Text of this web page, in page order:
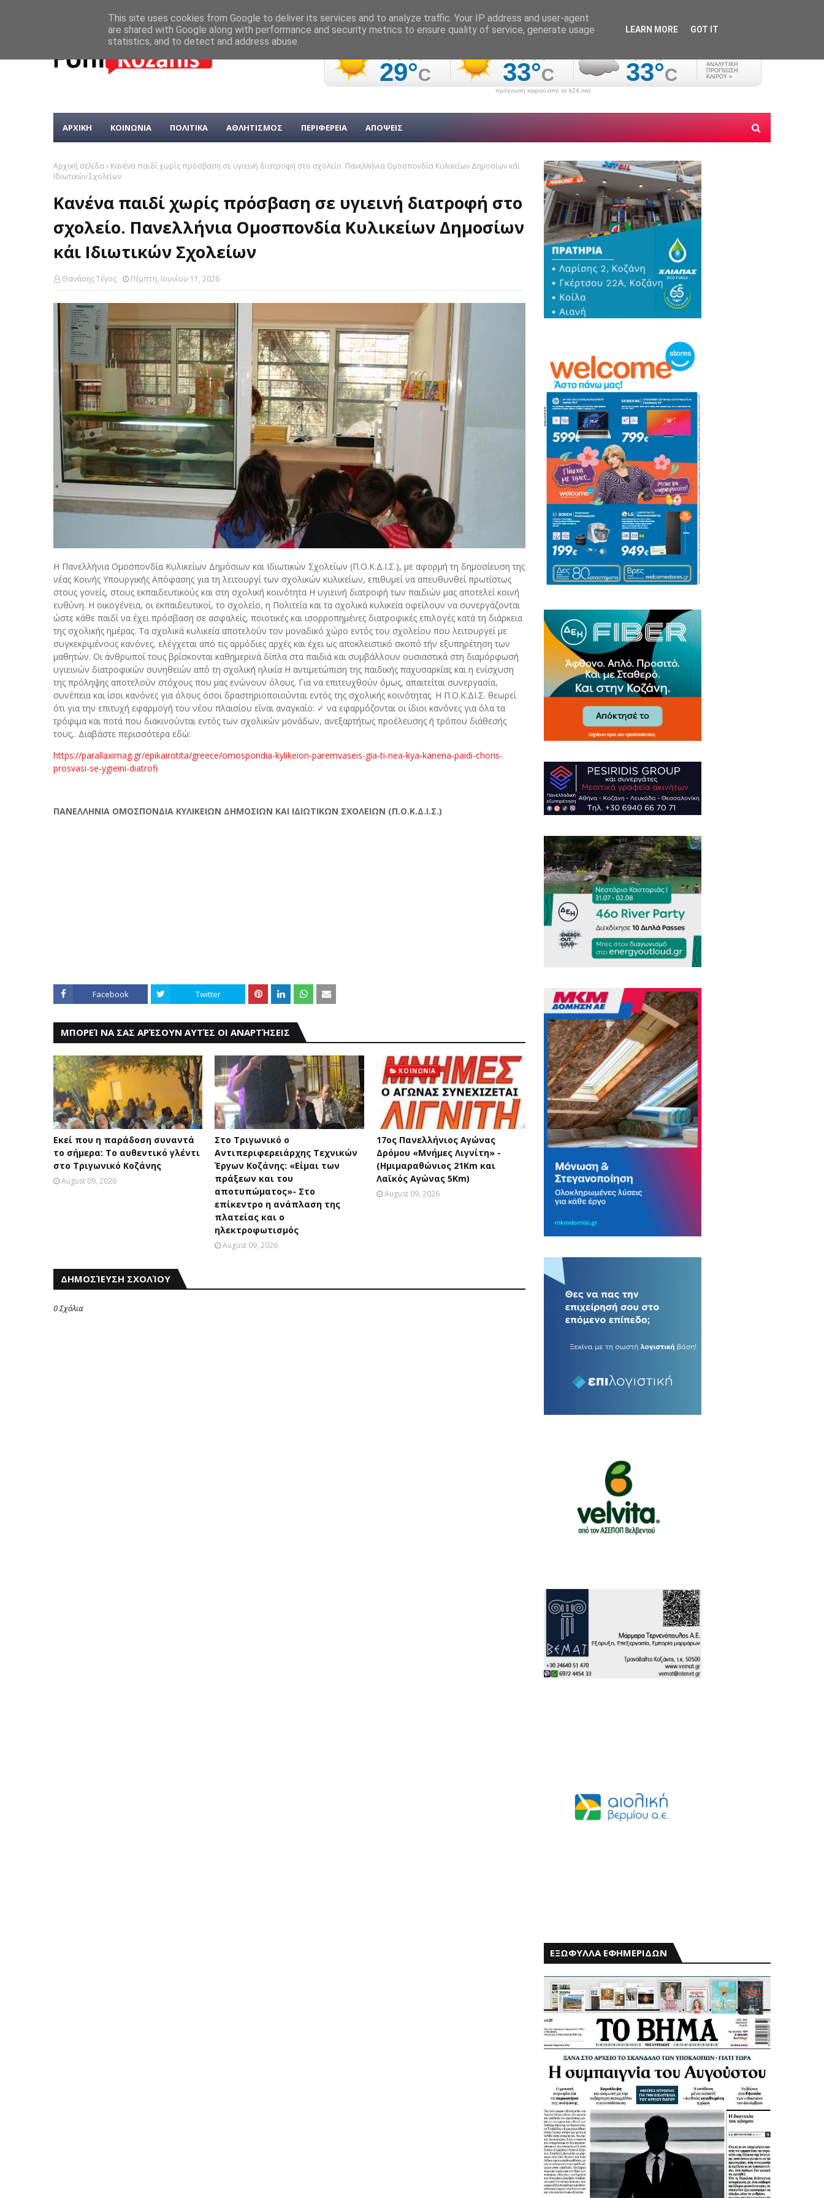
πρόγνωση καιρού από το k24.net
ΑΡΧΙΚΗ ΚΟΙΝΩΝΙΑ ΠΟΛΙΤΙΚΑ ΑΘΛΗΤΙΣΜΟΣ ΠΕΡΙΦΕΡΕΙΑ ΑΠΟΨΕΙΣ
Αρχική σελίδα
Κανένα παιδί χωρίς πρόσβαση σε υγιεινή διατροφή στο σχολείο. Πανελλήνια Ομοσπονδία Κυλικείων Δημοσίων κάι
Ιδιωτικών Σχολείων
Κανένα παιδί χωρίς πρόσβαση σε υγιεινή διατροφή στο
σχολείο. Πανελλήνια Ομοσπονδία Κυλικείων Δημοσίων
κάι Ιδιωτικών Σχολείων
Θανάσης Τέγος Πέμπτη, Ιουνίου 11, 2026
Η Πανελλήνια Ομοσπονδία Κυλικείων Δημόσιων και Ιδιωτικών Σχολείων (Π.Ο.Κ.Δ.Ι.Σ.), με αφορμή τη δημοσίευση της
νέας Κοινής Υπουργικής Απόφασης για τη λειτουργί των σχολικών κυλικείων, επιθυμεί να απευθυνθεί πρωτίστως
στους γονείς, στους εκπαιδευτικούς και στη σχολική κοινότητα Η υγιεινή διατροφή των παιδιών μας αποτελεί κοινή
ευθύνη. Η οικογένεια, οι εκπαιδευτικοί, το σχολείο, η Πολιτεία και τα σχολικά κυλικεία οφείλουν να συνεργάζονται
ώστε κάθε παιδί να έχει πρόσβαση σε ασφαλείς, ποιοτικές και ισορροπημένες διατροφικές επιλογές κατά τη διάρκεια
της σχολικής ημέρας. Τα σχολικά κυλικεία αποτελούν τον μοναδικό χώρο εντός του σχολείου που λειτουργεί με
συγκεκριμένους κανόνες, ελέγχεται από τις αρμόδιες αρχές και έχει ως αποκλειστικό σκοπό τήν εξυπηρέτηση των
μαθητών. Οι άνθρωποί τους βρίσκονται καθημερινά δίπλα στα παιδιά και συμβάλλουν ουσιαστικά στη διαμόρφωσή
υγιεινών διατροφικών συνηθειών από τη σχολική ηλικία Η αντιμετώπιση της παιδικής παχυσαρκίας και η ενίσχυση
της πρόληψης αποτελούν στόχους που μας ενώνουν όλους. Για να επιτευχθούν όμως, απαιτείται συνεργασία,
συνέπεια και ίσοι κανόνες για όλους όσοι δραστηριοποιούνται εντός της σχολικής κοινότητας. Η Π.Ο.Κ.ΔΙ.Σ. θεωρεί
ότι για την επιτυχή εφαρμογή του νέου πλαισίου είναι αναγκαίο: ✓ να εφαρμόζονται οι ίδιοι κανόνες για όλα τα
τρόφιμα και ποτά που διακινούνται εντός των σχολικών μονάδων, ανεξαρτήτως προέλευσης ή τρόπου διάθεσής
τους,. Διαβάστε περισσότερα εδώ:
https://parallaximag.gr/epikairotita/greece/omospondia-kylikeion-paremvaseis-gia-ti-nea-kya-kanena-paidi-choris-
prosvasi-se-ygieini-diatrofi
ΠΑΝΕΛΛΗΝΙΑ ΟΜΟΣΠΟΝΔΙΑ ΚΥΛΙΚΕΙΩΝ ΔΗΜΟΣΙΩΝ ΚΑΙ ΙΔΙΩΤΙΚΩΝ ΣΧΟΛΕΙΩΝ (Π.Ο.Κ.Δ.Ι.Σ.)
Facebook Twitter
ΜΠΟΡΕΊ ΝΑ ΣΑΣ ΑΡΈΣΟΥΝ ΑΥΤΈΣ ΟΙ ΑΝΑΡΤΉΣΕΙΣ
Εκεί που η παράδοση συναντά
το σήμερα: Το αυθεντικό γλέντι
στο Τριγωνικό Κοζάνης
August 09, 2026
Στο Τριγωνικό ο
Αντιπεριφερειάρχης Τεχνικών
Έργων Κοζάνης: «Είμαι των
πράξεων και του
αποτυπώματος»- Στο
επίκεντρο η ανάπλαση της
πλατείας και ο
ηλεκτροφωτισμός
August 09, 2026
ΚΟΙΝΩΝΙΑ
17ος Πανελλήνιος Αγώνας
Δρόμου «Μνήμες Λιγνίτη» -
(Ημιμαραθώνιος 21Km και
Λαϊκός Αγώνας 5Km)
August 09, 2026
ΔΗΜΟΣΊΕΥΣΗ ΣΧΟΛΊΟΥ
0 Σχόλια
ΕΞΩΦΥΛΛΑ ΕΦΗΜΕΡΙΔΩΝ
This site uses cookies from Google to deliver its services and to analyze traffic. Your IP address and user-agent
are shared with Google along with performance and security metrics to ensure quality of service, generate usage
statistics, and to detect and address abuse.
LEARN MORE GOT IT